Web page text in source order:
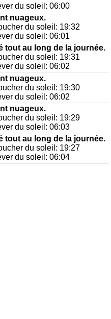
du soleil: 06:00
nuageux.
du soleil: 19:32
du soleil: 06:01
tout au long de la journée.
du soleil: 19:31
du soleil: 06:02
nuageux.
du soleil: 19:30
du soleil: 06:02
nuageux.
du soleil: 19:29
du soleil: 06:03
tout au long de la journée.
du soleil: 19:27
du soleil: 06:04